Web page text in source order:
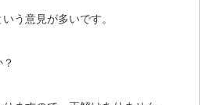
う意見が多いです。